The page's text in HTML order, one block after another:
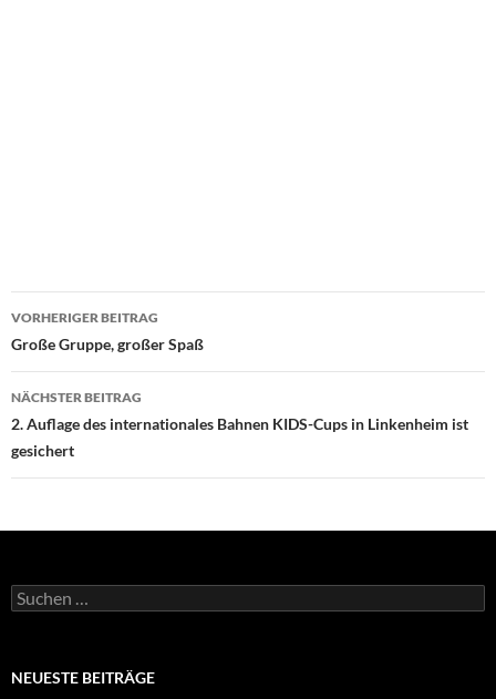
Beitragsnavigation
VORHERIGER BEITRAG
Große Gruppe, großer Spaß
NÄCHSTER BEITRAG
2. Auflage des internationales Bahnen KIDS-Cups in Linkenheim ist
gesichert
Suchen
nach:
NEUESTE BEITRÄGE